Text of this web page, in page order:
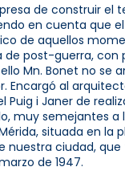
de construir el
en cuenta que
de aquellos
de post-guerra, con
Mn. Bonet no se
Encargó al
Puig i Janer de
muy semejantes a
situada en la
nuestra ciudad, que
de 1947.